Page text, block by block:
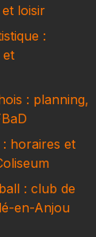
loisir
:
et
: planning,
: horaires et
: club de
en-Anjou